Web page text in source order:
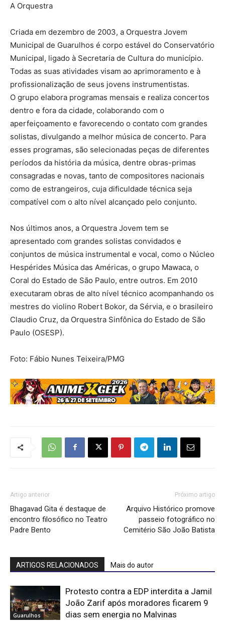
A Orquestra
Criada em dezembro de 2003, a Orquestra Jovem
Municipal de Guarulhos é corpo estável do Conservatório
Municipal, ligado à Secretaria de Cultura do município.
Todas as suas atividades visam ao aprimoramento e à
profissionalização de seus jovens instrumentistas.
O grupo elabora programas mensais e realiza concertos
dentro e fora da cidade, colaborando com o
aperfeiçoamento e favorecendo o contato com grandes
solistas, divulgando a melhor música de concerto. Para
esses programas, são selecionadas peças de diferentes
períodos da história da música, dentre obras-primas
consagradas e novas, tanto de compositores nacionais
como de estrangeiros, cuja dificuldade técnica seja
compatível com o alto nível alcançado pelo conjunto.
Nos últimos anos, a Orquestra Jovem tem se
apresentado com grandes solistas convidados e
conjuntos de música instrumental e vocal, como o Núcleo
Hespérides Música das Américas, o grupo Mawaca, o
Coral do Estado de São Paulo, entre outros. Em 2010
executaram obras de alto nível técnico acompanhando os
mestres do violino Robert Bokor, da Sérvia, e o brasileiro
Claudio Cruz, da Orquestra Sinfônica do Estado de São
Paulo (OSESP).
Foto: Fábio Nunes Teixeira/PMG
Artigo anterior
Bhagavad Gita é destaque de
encontro filosófico no Teatro
Padre Bento
Próximo artigo
Arquivo Histórico promove
passeio fotográfico no
Cemitério São João Batista
ARTIGOS RELACIONADOS Mais do autor
Guarulhos
Protesto contra a EDP interdita a Jamil
João Zarif após moradores ficarem 9
dias sem energia no Malvinas